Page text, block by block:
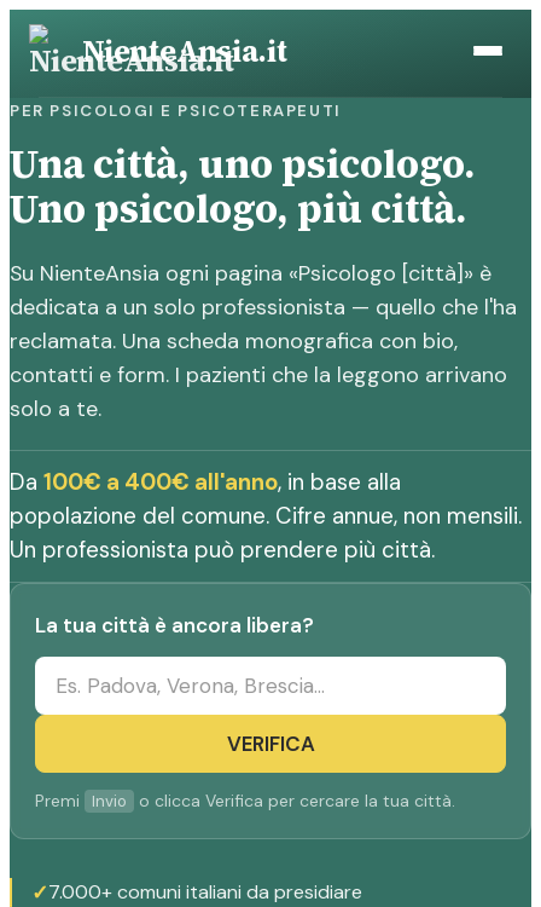
Vai
NienteAnsia.it
PER PSICOLOGI E PSICOTERAPEUTI
Una città, uno psicologo.
Uno psicologo, più città.
Su NienteAnsia ogni pagina «Psicologo [città]» è
dedicata a un solo professionista — quello che l'ha
reclamata. Una scheda monografica con bio,
contatti e form. I pazienti che la leggono arrivano
solo a te.
Da 100€ a 400€ all'anno, in base alla
popolazione del comune. Cifre annue, non mensili.
Un professionista può prendere più città.
La tua città è ancora libera?
VERIFICA
Premi Invio o clicca Verifica per cercare la tua città.
✓7.000+ comuni italiani da presidiare